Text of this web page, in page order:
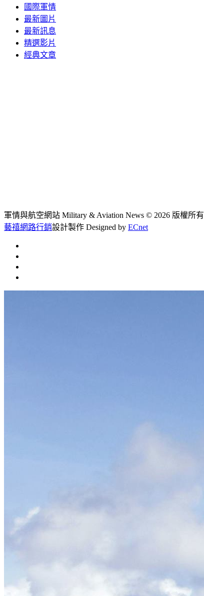
國際軍情
最新圖片
最新訊息
精選影片
經典文章
軍情與航空網站 Military & Aviation News © 2026 版權所有
藝禧網路行銷設計製作 Designed by ECnet